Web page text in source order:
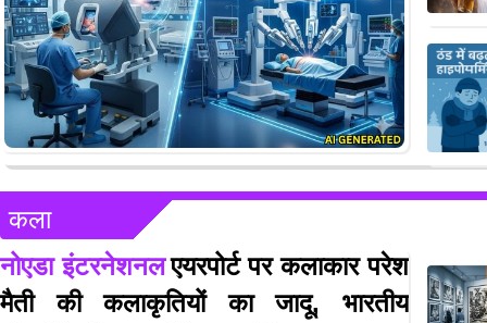
कला
नोएडा इंटरनेशनलएयरपोर्ट पर कलाकार परेश
मैती की कलाकृतियों का जादू, भारतीय